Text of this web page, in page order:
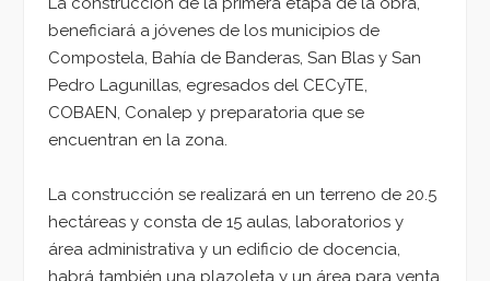
beneficiará a jóvenes de los municipios de
Compostela, Bahía de Banderas, San Blas y San
Pedro Lagunillas, egresados del CECyTE,
COBAEN, Conalep y preparatoria que se
encuentran en la zona.
La construcción se realizará en un terreno de 20.5
hectáreas y consta de 15 aulas, laboratorios y
área administrativa y un edificio de docencia,
habrá también una plazoleta y un área para venta